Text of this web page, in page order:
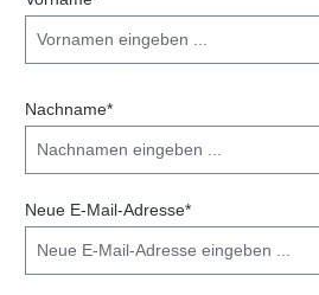
Nachname*
Neue E-Mail-Adresse*